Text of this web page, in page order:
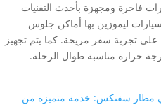
فاخرة ومجهزة بأحدث التقنيات
ليموزين بها أماكن جلوس
تجربة سفر مريحة. كما يتم تجهيز
حرارة مناسبة طوال الرحلة.
مطار سفنكس: خدمة متميزة من